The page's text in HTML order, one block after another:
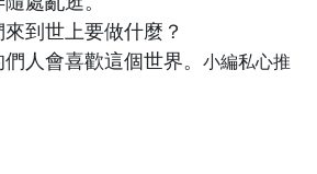
到世上要做什麼？
人會喜歡這個世界。 小編私心推